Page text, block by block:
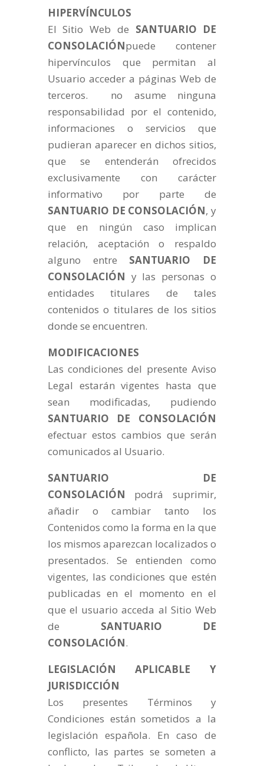
HIPERVÍNCULOS
El Sitio Web de SANTUARIO DE
CONSOLACIÓNpuede contener
hipervínculos que permitan al
Usuario acceder a páginas Web de
terceros. no asume ninguna
responsabilidad por el contenido,
informaciones o servicios que
pudieran aparecer en dichos sitios,
que se entenderán ofrecidos
exclusivamente con carácter
informativo por parte de
SANTUARIO DE CONSOLACIÓN, y
que en ningún caso implican
relación, aceptación o respaldo
alguno entre SANTUARIO DE
CONSOLACIÓN y las personas o
entidades titulares de tales
contenidos o titulares de los sitios
donde se encuentren.
MODIFICACIONES
Las condiciones del presente Aviso
Legal estarán vigentes hasta que
sean modificadas, pudiendo
SANTUARIO DE CONSOLACIÓN
efectuar estos cambios que serán
comunicados al Usuario.
SANTUARIO DE
CONSOLACIÓN podrá suprimir,
añadir o cambiar tanto los
Contenidos como la forma en la que
los mismos aparezcan localizados o
presentados. Se entienden como
vigentes, las condiciones que estén
publicadas en el momento en el
que el usuario acceda al Sitio Web
de SANTUARIO DE
CONSOLACIÓN.
LEGISLACIÓN APLICABLE Y
JURISDICCIÓN
Los presentes Términos y
Condiciones están sometidos a la
legislación española. En caso de
conflicto, las partes se someten a